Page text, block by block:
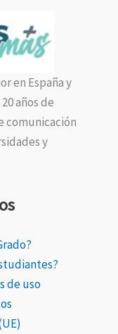
en España y
años de
comunicación
y
de uso